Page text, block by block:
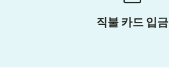
직불 카드 입금